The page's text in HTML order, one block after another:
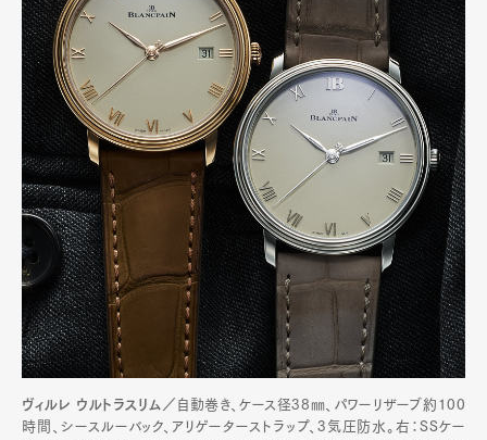
ヴィルレ ウルトラスリム／ 自動巻き、ケース径38㎜、パワーリザーブ約100
時間、シースルーバック、アリゲーターストラップ、3気圧防水。右：SSケー